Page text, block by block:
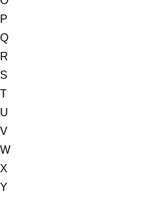
P
Q
R
S
T
U
V
W
X
Y